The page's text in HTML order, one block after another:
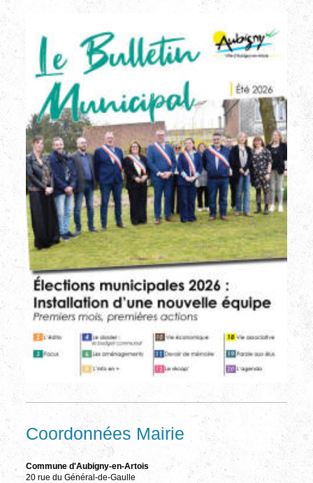
Coordonnées Mairie
Commune d'Aubigny-en-Artois
20 rue du Général-de-Gaulle